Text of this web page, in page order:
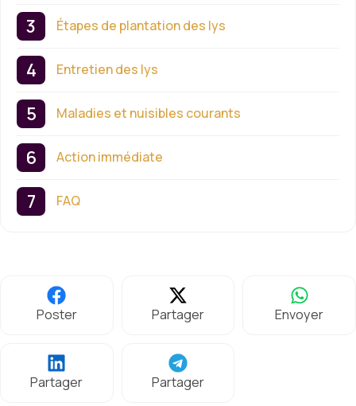
Étapes de plantation des lys
Entretien des lys
Maladies et nuisibles courants
Action immédiate
FAQ
Poster Partager Envoyer
Partager Partager